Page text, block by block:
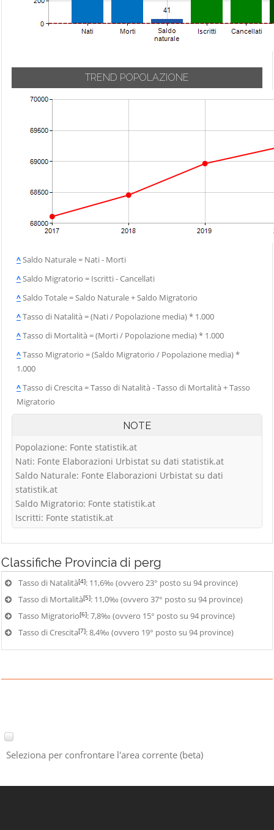
TREND POPOLAZIONE
^Saldo Naturale = Nati - Morti
^Saldo Migratorio = Iscritti - Cancellati
^Saldo Totale = Saldo Naturale + Saldo Migratorio
^Tasso di Natalità = (Nati / Popolazione media) * 1.000
^Tasso di Mortalità = (Morti / Popolazione media) * 1.000
^Tasso Migratorio = (Saldo Migratorio / Popolazione media) *
1.000
^Tasso di Crescita = Tasso di Natalità - Tasso di Mortalità + Tasso
Migratorio
NOTE
Popolazione: Fonte statistik.at
Nati: Fonte Elaborazioni Urbistat su dati statistik.at
Saldo Naturale: Fonte Elaborazioni Urbistat su dati
statistik.at
Saldo Migratorio: Fonte statistik.at
Iscritti: Fonte statistik.at
Classifiche Provincia di perg
Tasso di Natalità[4]: 11,6‰ (ovvero 23° posto su 94 province)
Tasso di Mortalità[5]: 11,0‰ (ovvero 37° posto su 94 province)
Tasso Migratorio[6]: 7,8‰ (ovvero 15° posto su 94 province)
Tasso di Crescita[7]: 8,4‰ (ovvero 19° posto su 94 province)
Seleziona per confrontare l'area corrente (beta)